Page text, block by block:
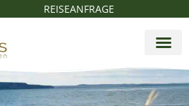
REISEANFRAGE